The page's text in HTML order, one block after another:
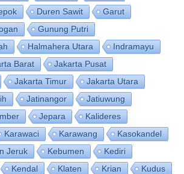
Duren Sawit
Garut
Gunung Putri
Halmahera Utara
Indramayu
Barat
Jakarta Pusat
Jakarta Timur
Jakarta Utara
Jatinangor
Jatiuwung
Jepara
Kalideres
Karawaci Karawang
Kasokandel
Jeruk Kebumen
Kediri
Kendal Klaten Krian
Kudus